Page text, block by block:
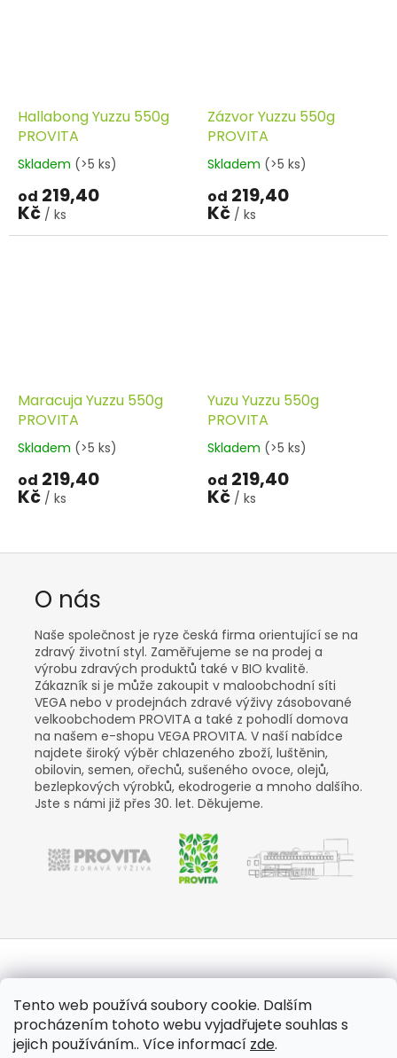
Tento web používá soubory cookie. Dalším
procházením tohoto webu vyjadřujete souhlas s
jejich používáním.. Více informací zde.
Hallabong Yuzzu 550g
PROVITA
Skladem (>5 ks)
od 219,40
Kč / ks
Zázvor Yuzzu 550g
PROVITA
Skladem (>5 ks)
od 219,40
Kč / ks
Maracuja Yuzzu 550g
PROVITA
Skladem (>5 ks)
od 219,40
Kč / ks
Yuzu Yuzzu 550g
PROVITA
Skladem (>5 ks)
od 219,40
Kč / ks
O nás
Naše společnost je ryze česká firma orientující se na
zdravý životní styl. Zaměřujeme se na prodej a
výrobu zdravých produktů také v BIO kvalitě.
Zákazník si je může zakoupit v maloobchodní síti
VEGA nebo v prodejnách zdravé výživy zásobované
velkoobchodem PROVITA a také z pohodlí domova
na našem e-shopu VEGA PROVITA. V naší nabídce
najdete široký výběr chlazeného zboží, luštěnin,
obilovin, semen, ořechů, sušeného ovoce, olejů,
bezlepkových výrobků, ekodrogerie a mnoho dalšího.
Jste s námi již přes 30. let. Děkujeme.
Z
Aktuality Kamenné prodejny Kosmetika Provita